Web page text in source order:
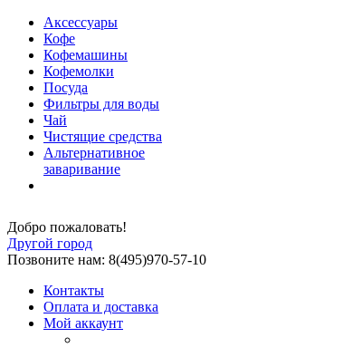
Аксессуары
Кофе
Кофемашины
Кофемолки
Посуда
Фильтры для воды
Чай
Чистящие средства
Альтернативное
заваривание
Добро пожаловать!
Другой город
Позвоните нам: 8(495)970-57-10
Контакты
Оплата и доставка
Мой аккаунт